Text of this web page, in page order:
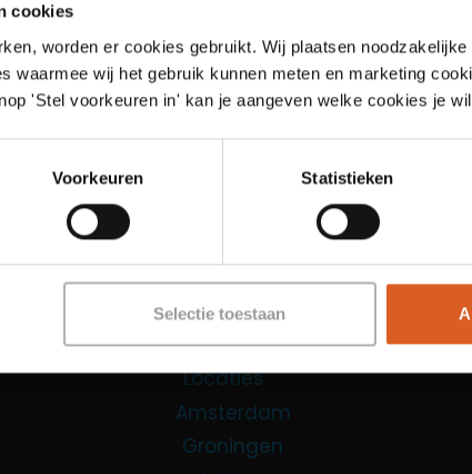
cookies
worden er cookies gebruikt. Wij plaatsen
waarmee wij het gebruik kunnen meten en marketing
'Stel voorkeuren in' kan je aangeven welke cookies je
Voorkeuren Statistieken
Selectie toestaan
Links
Contact Center Agent
Promotiemedewerker
Kantoorfuncties
Over ons
Locaties
Amsterdam
Groningen